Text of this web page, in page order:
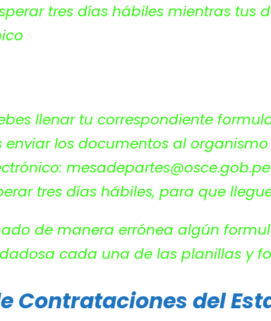
tres días hábiles mientras tus
llenar tu correspondiente
enviar los documentos al
mesadepartes@osce.gob.pe
tres días hábiles, para que
de manera errónea algún
cada una de las planillas y
Contrataciones del